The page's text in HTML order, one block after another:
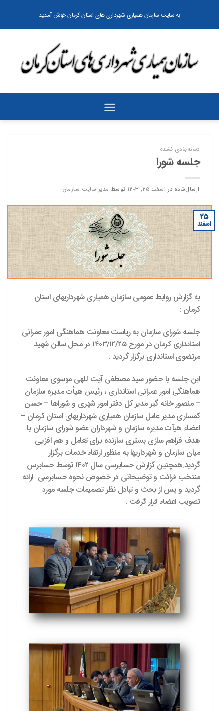
محتوا
به سایت سازمان همیاری شهرداری های استان کرمان خوش آمدید
دسته‌بندی نشده
جلسه شورا
ارسال‌شده در اسفند ۲۵, ۱۴۰۳ توسط مدیر سایت سازمان
۲۵
اسفند
به گزارش روابط عمومی سازمان همیاری شهرداریهای استان
کرمان :
جلسه شورای سازمان به ریاست معاونت هماهنگی امور عمرانی
استانداری کرمان در مورخ ۱۴۰۳/۱۲/۲۵ در محل سالن شهید
مرتضوی استانداری برگزار گردید .
این جلسه با حضور سید مصطفی آیت اللهی موسوی معاونت
هماهنگی امور عمرانی استانداری ، رئیس هیأت مدیره سازمان
– منصور خانه گیر مدیر کل دفتر امور شهری و شوراها – حسن
کمساری مدیر عامل سازمان همیاری شهرداریهای استان کرمان –
اعضاء هیآت مدیره سازمان و شهرداران عضو شورای سازمان با
هدف فراهم سازی بستری سازنده برای تعامل و هم افزایی
میان سازمان و شهرداریها به منظور ارتقاء خدمات برگزار
گردید.همچنین گزارش حسابرسی سال ۱۴۰۲ توسط حسابرس
منتخب قرائت و توضیحاتی در خصوص نحوه حسابرسی ارائه
گردید و پس از بحث و تبادل نظر تصمیمات جلسه مورد
تصویب اعضاء قرار گرفت .